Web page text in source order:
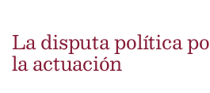
La disputa política
la actuación